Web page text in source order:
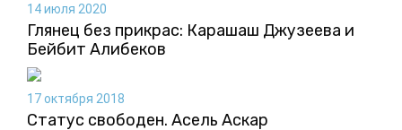
14 июля 2020
Глянец без прикрас: Карашаш Джузеева и
Бейбит Алибеков
17 октября 2018
Статус свободен. Асель Аскар